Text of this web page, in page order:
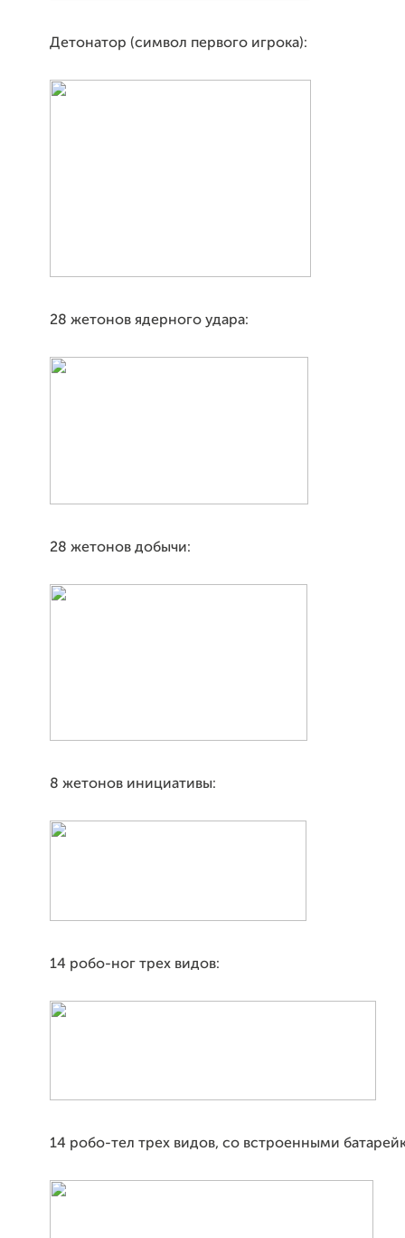
Детонатор (символ первого игрока):
28 жетонов ядерного удара:
28 жетонов добычи:
8 жетонов инициативы:
14 робо-ног трех видов:
14 робо-тел трех видов, со встроенными